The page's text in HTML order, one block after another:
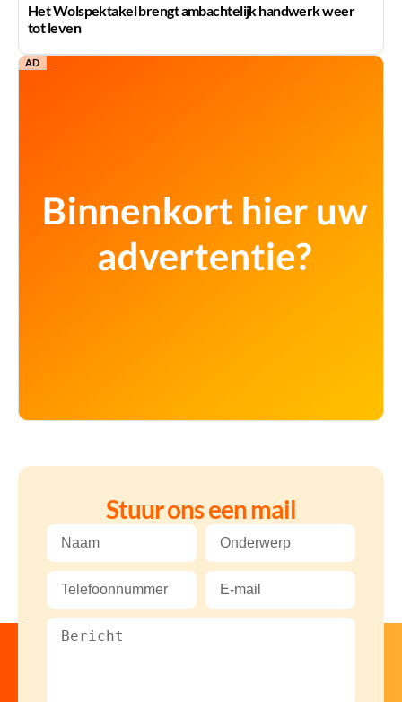
Het Wolspektakel brengt ambachtelijk handwerk weer
tot leven
AD
Stuur ons een mail